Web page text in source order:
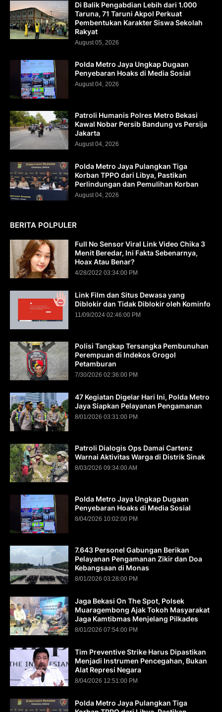
Di Balik Pengabdian Lebih dari 1.000
Taruna, 71 Taruni Akpol Perkuat
Pembentukan Karakter Siswa Sekolah
Rakyat
August 05, 2026
Polda Metro Jaya Ungkap Dugaan
Penyebaran Hoaks di Media Sosial
August 04, 2026
Patroli Humanis Polres Metro Bekasi
Kawal Nobar Persib Bandung vs Persija
Jakarta
August 04, 2026
Polda Metro Jaya Pulangkan Tiga
Korban TPPO dari Libya, Pastikan
Perlindungan dan Pemulihan Korban
August 04, 2026
BERITA POLPULER
Full No Sensor Viral Link Video Chika 3
Menit Beredar, Ini Fakta Sebenarnya,
Hoax Atau Benar?
4/28/2022 03:34:00 PM
Link Film dan Situs Dewasa yang
Diblokir dan Tidak Diblokir oleh Kominfo
11/09/2024 02:46:00 PM
Polisi Tangkap Tersangka Pembunuhan
Perempuan di Indekos Grogol
Petamburan
7/30/2026 02:36:00 PM
47 Kegiatan Digelar Hari Ini, Polda Metro
Jaya Siapkan Pelayanan Pengamanan
8/01/2026 03:31:00 PM
Patroli Dialogis Ops Damai Cartenz
Warnai Aktivitas Warga di Distrik Sinak
8/03/2026 09:34:00 AM
Polda Metro Jaya Ungkap Dugaan
Penyebaran Hoaks di Media Sosial
8/04/2026 10:02:00 PM
7.643 Personel Gabungan Berikan
Pelayanan Pengamanan Zikir dan Doa
Kebangsaan di Monas
8/01/2026 03:28:00 PM
Jaga Bekasi On The Spot, Polsek
Muaragembong Ajak Tokoh Masyarakat
Jaga Kamtibmas Menjelang Pilkades
8/01/2026 07:54:00 PM
Tim Preventive Strike Harus Dipastikan
Menjadi Instrumen Pencegahan, Bukan
Alat Represi Negara
8/04/2026 12:51:00 PM
Polda Metro Jaya Pulangkan Tiga